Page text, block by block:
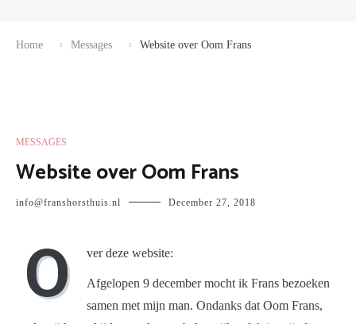
Home Messages Website over Oom Frans
MESSAGES
Website over Oom Frans
info@franshorsthuis.nl December 27, 2018
O ver deze website:
Afgelopen 9 december mocht ik Frans bezoeken
samen met mijn man. Ondanks dat Oom Frans,